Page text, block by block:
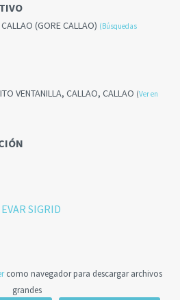
(GORE CALLAO) (Búsquedas
VENTANILLA, CALLAO, CALLAO (Ver en
SIGRID
como navegador para descargar archivos
grandes